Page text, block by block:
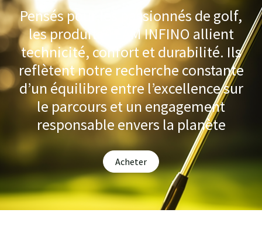
Pensés pour les passionnés de golf,
les produits TEAM INFINO allient
technicité, confort et durabilité. Ils
reflètent notre recherche constante
d’un équilibre entre l’excellence sur
le parcours et un engagement
responsable envers la planète
Acheter